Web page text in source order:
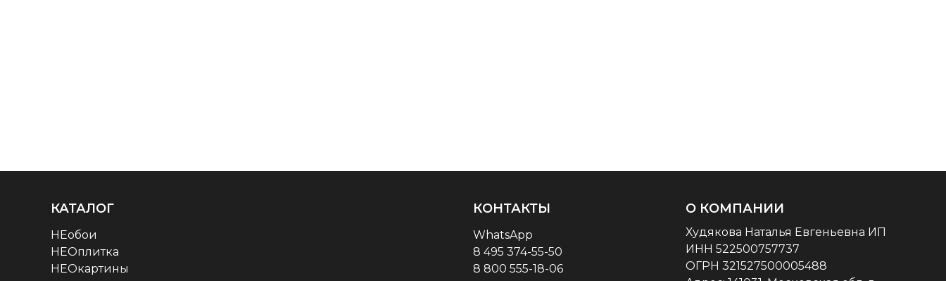
КАТАЛОГ
НЕобои
НЕОплитка
НЕОкартины
КОНТАКТЫ
WhatsApp
8 495 374-55-50
8 800 555-18-06
Худякова Наталья Евгеньевна ИП
ИНН 522500757737
ОГРН 321527500005488
О КОМПАНИИ